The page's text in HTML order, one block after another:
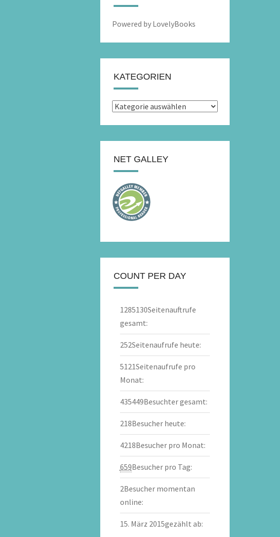
Powered by LovelyBooks
KATEGORIEN
Kategorien
NET GALLEY
COUNT PER DAY
1285130Seitenauftrufe
gesamt:
252Seitenaufrufe heute:
5121Seitenaufrufe pro
Monat:
435449Besuchter gesamt:
218Besucher heute:
4218Besucher pro Monat:
659Besucher pro Tag:
2Besucher momentan
online:
15. März 2015gezählt ab: